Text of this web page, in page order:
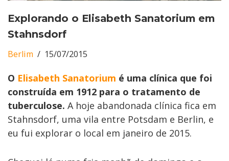
Explorando o Elisabeth Sanatorium em
Stahnsdorf
Berlim 15/07/2015
O Elisabeth Sanatorium é uma clínica que foi
construída em 1912 para o tratamento de
tuberculose. A hoje abandonada clínica fica em
Stahnsdorf, uma vila entre Potsdam e Berlin, e
eu fui explorar o local em janeiro de 2015.